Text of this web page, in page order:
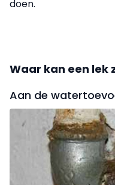
doen.
Waar kan een lek
Aan de